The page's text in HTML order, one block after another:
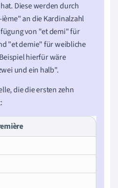
Diese werden durch
an die Kardinalzahl
von "et demi" für
"et demie" für weibliche
hierfür wäre
und ein halb".
die die ersten zehn